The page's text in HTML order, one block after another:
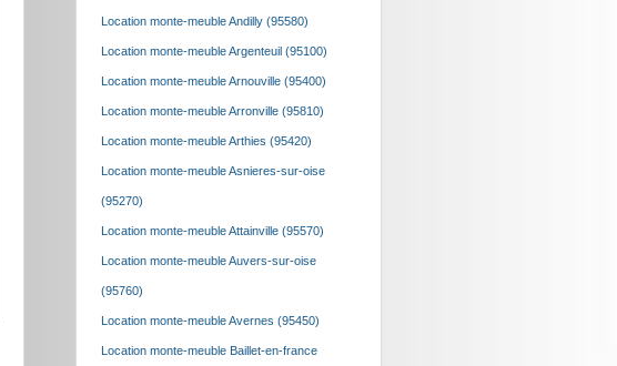
Location monte-meuble Andilly (95580)
Location monte-meuble Argenteuil (95100)
Location monte-meuble Arnouville (95400)
Location monte-meuble Arronville (95810)
Location monte-meuble Arthies (95420)
Location monte-meuble Asnieres-sur-oise
(95270)
Location monte-meuble Attainville (95570)
Location monte-meuble Auvers-sur-oise
(95760)
Location monte-meuble Avernes (95450)
Location monte-meuble Baillet-en-france